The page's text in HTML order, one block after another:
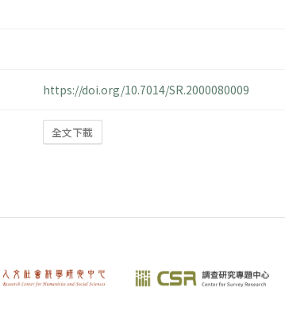
https://doi.org/10.7014/SR.2000080009
全文下載